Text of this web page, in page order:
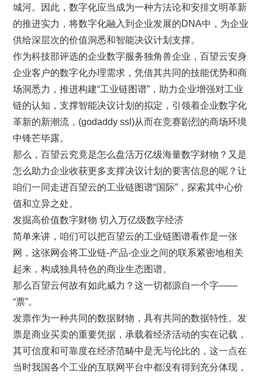
城河。因此，数字化应当成为一种方法论和安排文明革新
的推进实力，将数字化融入到企业发展的DNA中，为企业
供给深层次的价值洞悉和智能决议计划支撑。
作为科技部评选的企业数字服务独角兽企业，百望云安身
企业客户的数字化办理需求，凭借其共同的技能优势和商
场洞悉力，推进构建“工业链图谱”，助力企业增强对工业
链的认知，支撑智能决议计划的拟定，引领着企业数字化
革新的新潮流，(godaddy ssl)从而在竞赛剧烈的商场环境
中锋芒毕露。
那么，百望云究竟是怎么盘活万亿级海量数字财物？又是
怎么助力企业收获更多支撑决议计划的要害信息的呢？让
咱们一同走进百望云的工业链图谱“国际”，探索其中心价
值和立异之处。
发掘高价值数字财物 切入万亿级数字经济
简单来讲，咱们可以把百望云的工业链图谱看作是一张
网，这张网会将工业链-产品-企业之间的联系紧密地相关
起来，构成独具特色的商业生态图谱。
那么百望云何故有如此威力？这一切都源自一个字——
“票”。
发票作为一种共同的数据财物，具有共同的数据特性。发
票是商业买卖的重要凭据，承载着经济活动的实在记载，
其可信度和可靠度在经济范畴中是无与伦比的，这一点在
当时我国各个工业的互联网平台中都没有得到充分体现，